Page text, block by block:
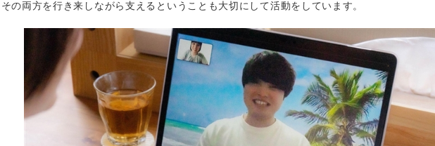
の両方を行き来しながら支えるということも大切にして活動をしています。